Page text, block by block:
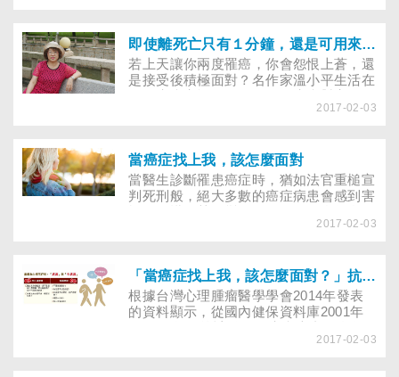
她們重新找回迎戰的力量！
即使離死亡只有１分鐘，還是可用來擁抱所愛的一切
若上天讓你兩度罹癌，你會怨恨上蒼，還
是接受後積極面對？名作家溫小平生活在
自己的威脅，她努力的冷靜下來，堅持心
2017-02-03
當癌症找上我，該怎麼面對
當醫生診斷罹患癌症時，猶如法官重槌宣
判死刑般，絕大多數的癌症病患會感到害
艾……研究發現，當癌友累積太多負面情
戰的勇氣，面臨生命的難關，微笑面對絕
對比哭泣怨懟更有能量扭轉劣勢……
2017-02-03
「當癌症找上我，該怎麼面對？」抗癌治癌，先做好心理照護！
根據台灣心理腫瘤醫學學會2014年發表
的資料顯示，從國內健保資料庫2001年
死亡率每十萬人約90人，高出一般人的自
2017-02-03